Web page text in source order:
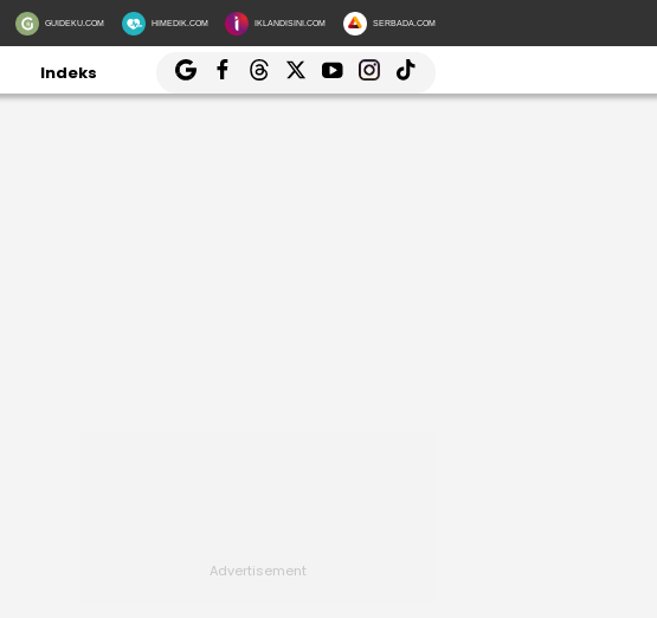
GUIDEKU.COM HIMEDIK.COM IKLANDISINI.COM SERBADA.COM
Indeks